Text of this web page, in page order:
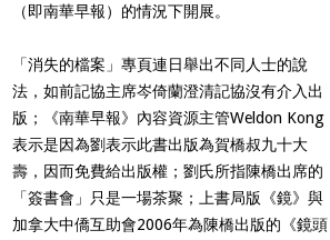
（即南華早報）的情況下開展。
「消失的檔案」專頁連日舉出不同人士的說
法，如前記協主席岑倚蘭澄清記協沒有介入出
版；
《南華早報》內容資源主管Weldon Kong
表示是因為劉表示此書出版為賀橋叔九十大
壽，因而免費給出版權；劉氏所指陳橋出席的
「簽書會」只是一場茶聚；上書局版《鏡》與
加拿大中僑互助會2006年為陳橋出版的《鏡頭